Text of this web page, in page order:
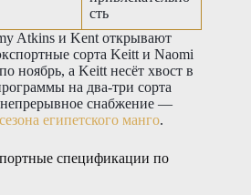
сть
Atkins и Kent открывают
сорта Keitt и Naomi
ноябрь, а Keitt несёт хвост в
на два-три сорта
непрерывное снабжение —
египетского манго.
спецификации по